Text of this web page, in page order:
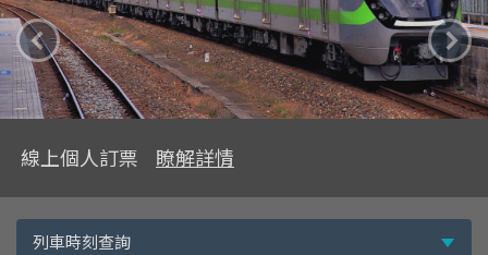
線上個人訂票 瞭解詳情
上
一
則
主
下
一
則
列車時刻查詢